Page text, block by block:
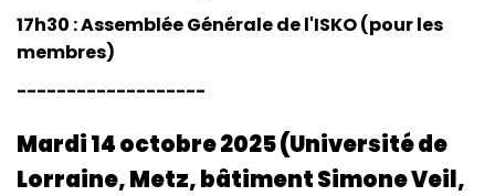
17h30 : Assemblée Générale de l'ISKO (pour les
membres)
-------------------
Mardi 14 octobre 2025 (Université de
Lorraine, Metz, bâtiment Simone Veil,